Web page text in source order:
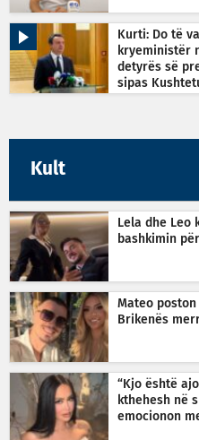
Kurti: Do të
kryeministër
detyrës së
sipas
Kult
Lela dhe Leo
bashkimin
Mateo
Brikenës
“Kjo është
kthehesh në
emocionon